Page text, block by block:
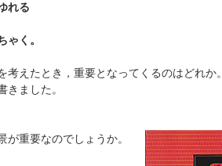
れる
く。
考えたとき，重要となってくるのはどれか。
きました。
が重要なのでしょうか。